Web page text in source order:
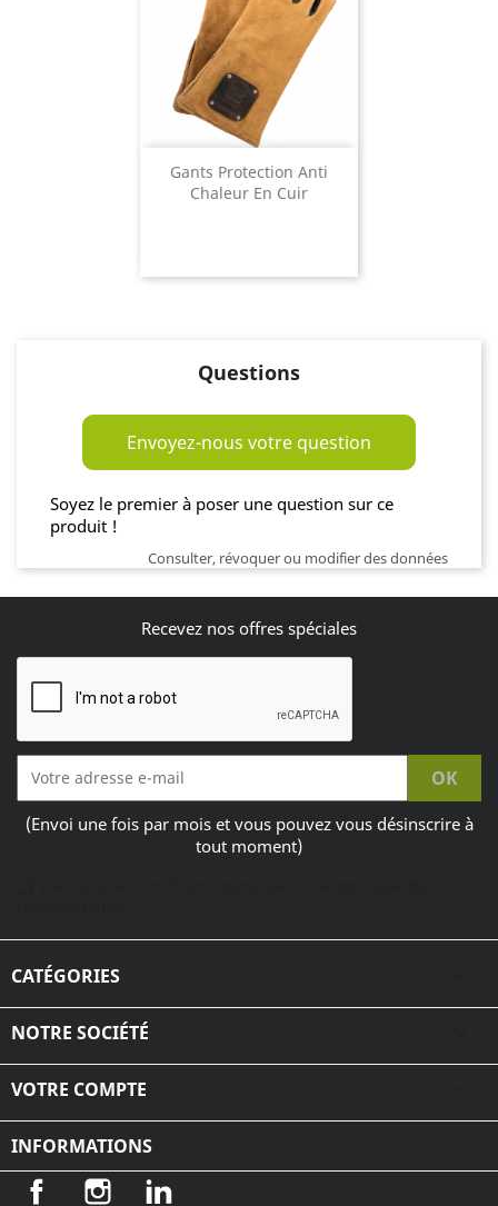
Gants Protection Anti
Chaleur En Cuir
Questions
Envoyez-nous votre question
Soyez le premier à poser une question sur ce
produit !
Consulter, révoquer ou modifier des données
Recevez nos offres spéciales
(Envoi une fois par mois et vous pouvez vous désinscrire à
tout moment)
CATÉGORIES
NOTRE SOCIÉTÉ
VOTRE COMPTE
INFORMATIONS
Facebook Instagram